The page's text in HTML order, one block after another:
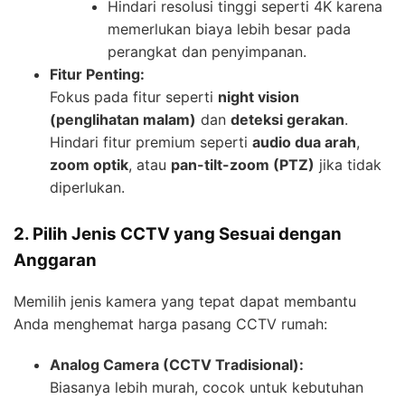
Hindari resolusi tinggi seperti 4K karena
memerlukan biaya lebih besar pada
perangkat dan penyimpanan.
Fitur Penting:
Fokus pada fitur seperti night vision
(penglihatan malam) dan deteksi gerakan.
Hindari fitur premium seperti audio dua arah,
zoom optik, atau pan-tilt-zoom (PTZ) jika tidak
diperlukan.
2. Pilih Jenis CCTV yang Sesuai dengan
Anggaran
Memilih jenis kamera yang tepat dapat membantu
Anda menghemat harga pasang CCTV rumah:
Analog Camera (CCTV Tradisional):
Biasanya lebih murah, cocok untuk kebutuhan